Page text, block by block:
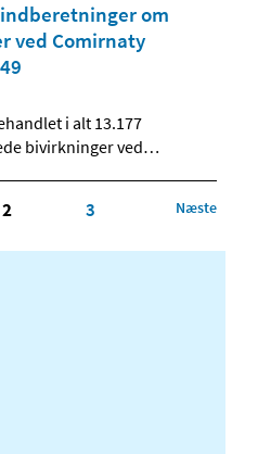
om
ved Comirnaty
i alt 13.177
bivirkninger ved…
2 3 Næste